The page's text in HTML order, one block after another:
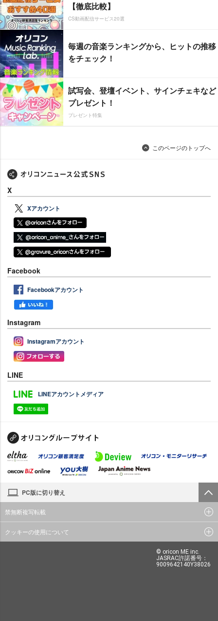
【徹底比較】
CS動画配信サービス20選
毎週の音楽ランキングから、ヒットの推移
をチェック！
試写会、登壇イベント、サインチェキなど
プレゼント！
プレゼント特集
このページのトップへ
X
Xアカウント
Facebook
Facebookアカウント
Instagram
Instagramアカウント
LINE
LINEアカウントメディア
PC版に切り替え
禁無断複写転載
クッキーの使用について
© oricon ME inc.
JASRAC許諾番号：
9009642140Y38026